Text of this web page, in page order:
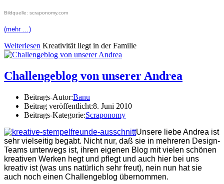
Bildquelle: scraponomy.com
(mehr …)
Weiterlesen Kreativität liegt in der Familie
Challengeblog von unserer Andrea
Beitrags-Autor:Banu
Beitrag veröffentlicht:8. Juni 2010
Beitrags-Kategorie:Scraponomy
Unsere liebe Andrea ist
sehr vielseitig begabt. Nicht nur, daß sie in mehreren Design-
Teams unterwegs ist, ihren eigenen Blog mit vielen schönen
kreativen Werken hegt und pflegt und auch hier bei uns
kreativ ist (was uns natürlich sehr freut), nein nun hat sie
auch noch einen Challengeblog übernommen.